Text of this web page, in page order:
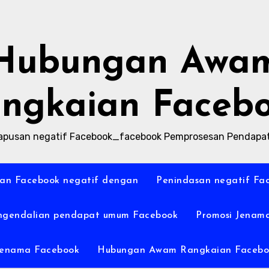
negatif Facebook_facebook Pemprosesan
Facebook negatif dengan Penindasan negatif
pendapat umum Facebook Promosi
Facebook Hubungan Awam Rangkaian